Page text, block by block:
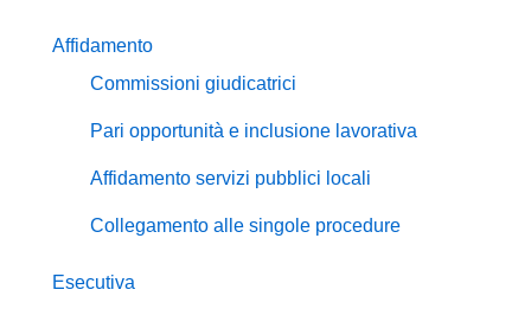
Affidamento
Commissioni giudicatrici
Pari opportunità e inclusione lavorativa
Affidamento servizi pubblici locali
Collegamento alle singole procedure
Esecutiva